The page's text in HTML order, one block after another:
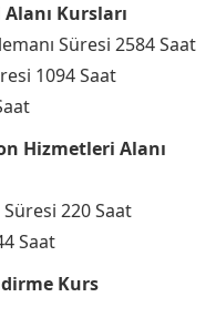
Kursları
Süresi 2584 Saat
1094 Saat
Hizmetleri Alanı
220 Saat
Saat
Kurs